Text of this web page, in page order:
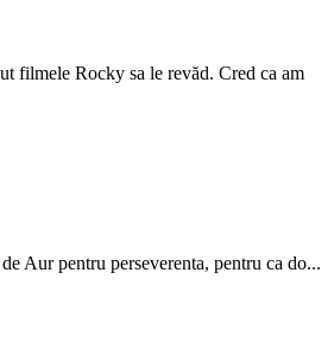
filmele Rocky sa le revăd. Cred ca am
Aur pentru perseverenta, pentru ca do...